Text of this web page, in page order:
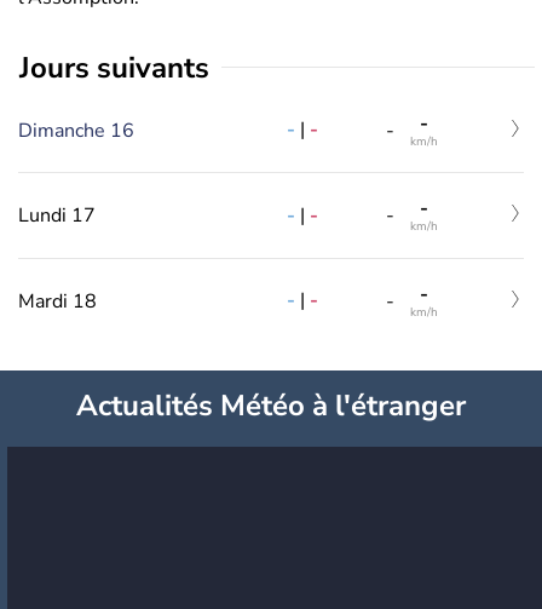
jours suivants
Dimanche 16 - | - - -
km/h
Lundi 17 - | - - -
km/h
Mardi 18 - | - - -
km/h
Actualités Météo à l'étranger